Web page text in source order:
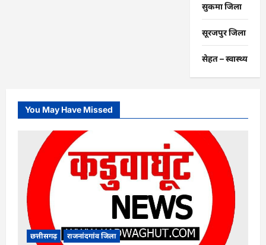
सुकमा जिला
सूरजपुर जिला
सेहत – स्‍वास्‍थ्‍य
You May Have Missed
छत्तीसगढ़ राजनांदगांव जिला